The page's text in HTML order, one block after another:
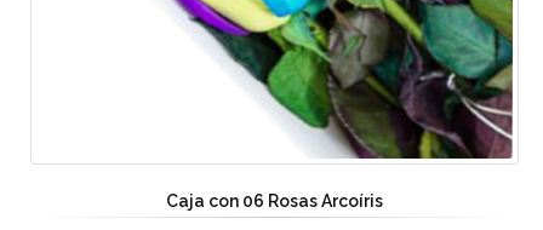
Caja con 06 Rosas Arcoíris